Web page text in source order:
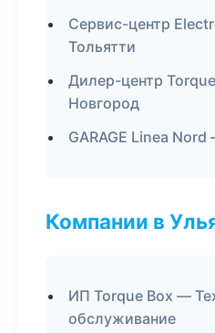
Сервис-центр
Тольятти
Дилер-центр
Новгород
GARAGE Linea
Компании в
ИП Torque Box —
обслуживание